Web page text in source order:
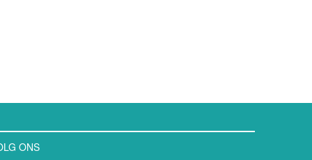
ONS